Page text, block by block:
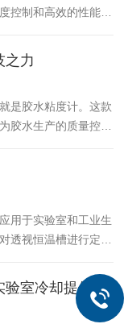
控制和高效的性能，
、化学还是物理学
之力
是胶水粘度计。这款
胶水生产的质量控制
影响着胶水的使用
用于实验室和工业生
透视恒温槽进行定期
污染物会影响设备...
低温冷却液循环泵：科技驱动，为实验室冷却提供新动力